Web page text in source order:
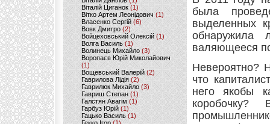
Віталій Циганок (1)
Вітко Артем Леонідович(1)
Власенко Сергій (6)
Вовк Дмитро(2)
Войцеховський Олексій(1)
Волга Василь (1)
Волинець Михайло (3)
Воропаєв Юрій Миколайович
(1)
Вощевський Валерій(2)
Гаврилова Лідія (2)
Гаврилюк Михайло (3)
Гавриш Степан (1)
Галстян Авагім (1)
Гарбуз Юрій (1)
Гацько Василь (1)
была
выделенных
валяющееся
Невероятно?
что
него якобы